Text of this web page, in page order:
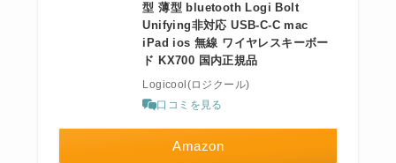
型 薄型 bluetooth Logi Bolt
Unifying非対応 USB-C-C mac
iPad ios 無線 ワイヤレスキーボー
ド KX700 国内正規品
Logicool(ロジクール)
口コミを見る
Amazon